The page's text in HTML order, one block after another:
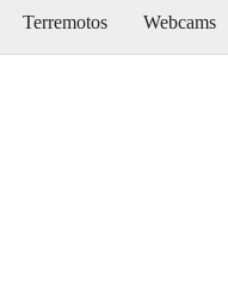
Terremotos Webcams